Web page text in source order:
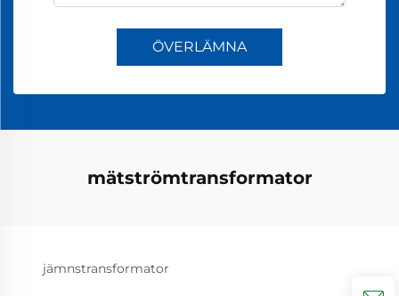
ÖVERLÄMNA
mätströmtransformator
jämnstransformator